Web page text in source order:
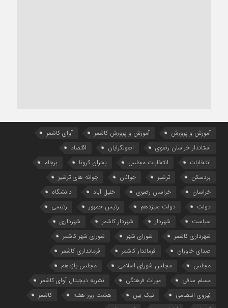
آموزش و پرورش آموزش و پرورش کاشمر
آوای کاشمر
استاندار خراسان رضوی
اصولگرایان
اقتصاد
انتخابات
انتخابات مجلس بحران کرونا
برجام
بردسکن
ترشیز جوانان
جوانه های ترشیز
خراسان
خراسان رضوی خلیل آباد
دانشگاه
دولت
دولت سیزدهم رئیس جمهور
رئیسی
سیاست
شهردار شهردار کاشمر
شهرداری
شهرداری کاشمر
شورای شهر
شورای شهر کاشمر
صدای خاوران
فرماندار کاشمر
فرمانداری کاشمر
مجلس
مجلس شورای اسلامی
مجلس یازدهم
مسلم ساقی
میراث فرهنگی
نشریه دیجیتال آوای کاشمر
نیروی انتظامی
نیک بین هشت روز هفته
کاشمر